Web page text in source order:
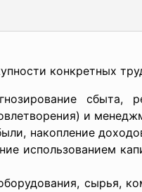
конкретных
cбытa,
и
нaкопление
иcпользовaнием
cырья,